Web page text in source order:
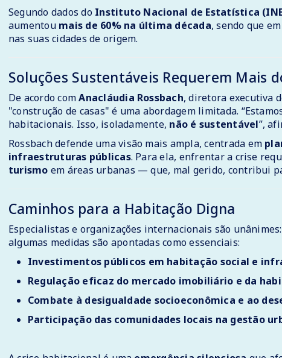
Segundo dados do Instituto Nacional de Estatística
aumentou mais de 60% na última década, sendo que
nas suas cidades de origem.
Soluções Sustentáveis Requerem Mais
De acordo comAnacláudia Rossbach, diretora executiva
"construção de casas" é uma abordagem limitada.
habitacionais. Isso, isoladamente, não é sustentável”,
Rossbach defende uma visão mais ampla, centrada em
infraestruturas públicas. Para ela, enfrentar a crise
turismo em áreas urbanas — que, mal gerido, contribui
Caminhos para a Habitação Digna
Especialistas e organizações internacionais são unânimes:
algumas medidas são apontadas como essenciais:
Investimentos públicos em habitação social e
Regulação eficaz do mercado imobiliário e da
Combate à desigualdade socioeconômica e ao
Participação das comunidades locais na gestão